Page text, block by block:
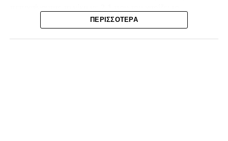
πρωτάθλημα και την πρόκριση στην επόμενη φάση!
ΠΕΡΙΣΣΌΤΕΡΑ